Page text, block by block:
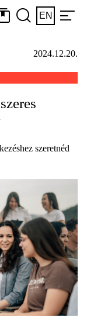
EN
2024.12.20.
szeretnéd